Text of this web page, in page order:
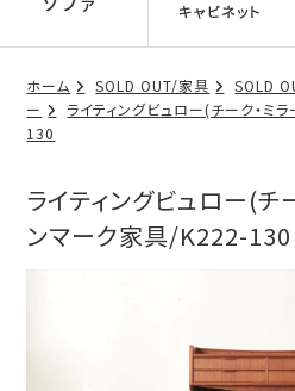
ホーム SOLD OUT/家具
SOLD
ー
ライティングビュロー(チーク・
130
ライティングビュロー(チ
ンマーク家具/K222-130